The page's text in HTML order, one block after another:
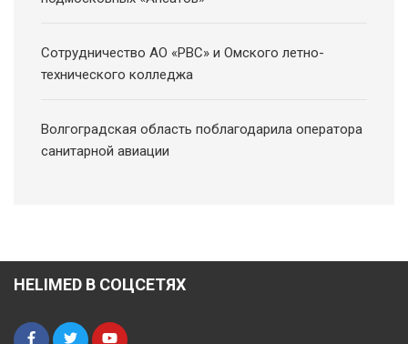
Сотрудничество АО «РВС» и Омского летно-
технического колледжа
Волгоградская область поблагодарила оператора
санитарной авиации
HELIMED В СОЦСЕТЯХ